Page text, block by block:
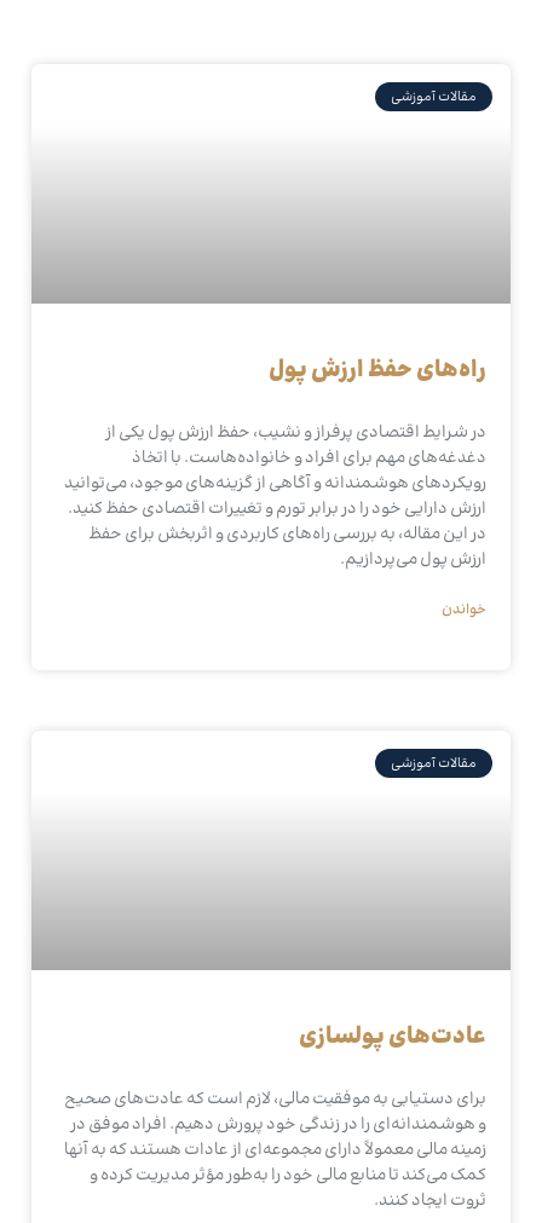
مقالات آموزشی
راه‌های حفظ ارزش پول
در شرایط اقتصادی پرفراز و نشیب، حفظ ارزش پول یکی از
دغدغه‌های مهم برای افراد و خانواده‌هاست. با اتخاذ
رویکردهای هوشمندانه و آگاهی از گزینه‌های موجود، می‌توانید
ارزش دارایی خود را در برابر تورم و تغییرات اقتصادی حفظ کنید.
در این مقاله، به بررسی راه‌های کاربردی و اثربخش برای حفظ
ارزش پول می‌پردازیم.
خواندن
مقالات آموزشی
عادت‌های پولسازی
برای دستیابی به موفقیت مالی، لازم است که عادت‌های صحیح
و هوشمندانه‌ای را در زندگی خود پرورش دهیم. افراد موفق در
زمینه مالی معمولاً دارای مجموعه‌ای از عادات هستند که به آنها
کمک می‌کند تا منابع مالی خود را به‌طور مؤثر مدیریت کرده و
ثروت ایجاد کنند.